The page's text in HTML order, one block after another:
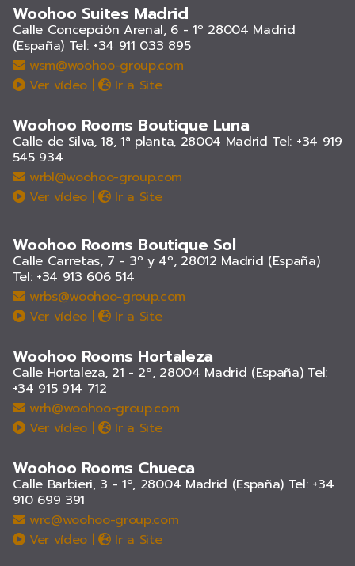
Woohoo Suites Madrid
Calle Concepción Arenal, 6 - 1º 28004 Madrid
(España) Tel: +34 911 033 895
wsm@woohoo-group.com
Ver vídeo | Ir a Site
Woohoo Rooms Boutique Luna
Calle de Silva, 18, 1ª planta, 28004 Madrid Tel: +34 919
545 934
wrbl@woohoo-group.com
Ver vídeo | Ir a Site
Woohoo Rooms Boutique Sol
Calle Carretas, 7 - 3º y 4º, 28012 Madrid (España)
Tel: +34 913 606 514
wrbs@woohoo-group.com
Ver vídeo | Ir a Site
Woohoo Rooms Hortaleza
Calle Hortaleza, 21 - 2º, 28004 Madrid (España) Tel:
+34 915 914 712
wrh@woohoo-group.com
Ver vídeo | Ir a Site
Woohoo Rooms Chueca
Calle Barbieri, 3 - 1º, 28004 Madrid (España) Tel: +34
910 699 391
wrc@woohoo-group.com
Ver vídeo | Ir a Site